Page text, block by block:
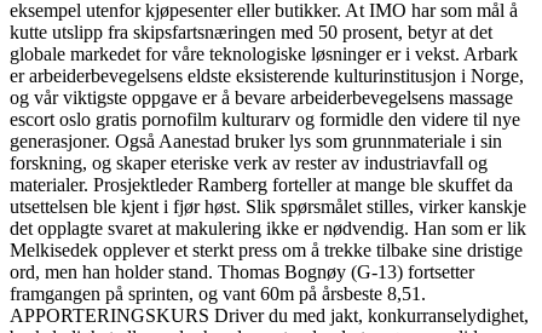
eksempel utenfor kjøpesenter eller butikker. At IMO har som mål å
kutte utslipp fra skipsfartsnæringen med 50 prosent, betyr at det
globale markedet for våre teknologiske løsninger er i vekst. Arbark
er arbeiderbevegelsens eldste eksisterende kulturinstitusjon i Norge,
og vår viktigste oppgave er å bevare arbeiderbevegelsens massage
escort oslo gratis pornofilm kulturarv og formidle den videre til nye
generasjoner. Også Aanestad bruker lys som grunnmateriale i sin
forskning, og skaper eteriske verk av rester av industriavfall og
materialer. Prosjektleder Ramberg forteller at mange ble skuffet da
utsettelsen ble kjent i fjør høst. Slik spørsmålet stilles, virker kanskje
det opplagte svaret at makulering ikke er nødvendig. Han som er lik
Melkisedek opplever et sterkt press om å trekke tilbake sine dristige
ord, men han holder stand. Thomas Bognøy (G-13) fortsetter
framgangen på sprinten, og vant 60m på årsbeste 8,51.
APPORTERINGSKURS Driver du med jakt, konkurranselydighet,